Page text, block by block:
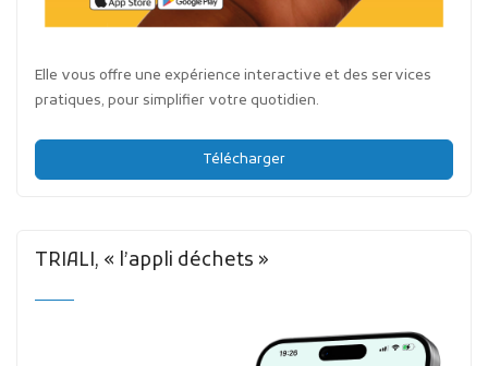
Elle vous offre une expérience interactive et des services
pratiques, pour simplifier votre quotidien.
Télécharger
TRIALI, « l’appli déchets »